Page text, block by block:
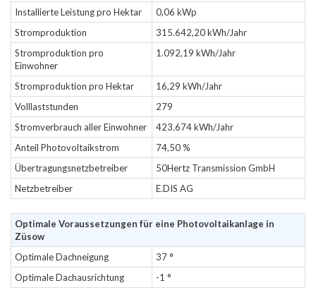
Installierte Leistung pro Hektar
0,06 kWp
Stromproduktion
315.642,20 kWh/Jahr
Stromproduktion pro
Einwohner
1.092,19 kWh/Jahr
Stromproduktion pro Hektar
16,29 kWh/Jahr
Volllaststunden
279
Stromverbrauch aller Einwohner
423.674 kWh/Jahr
Anteil Photovoltaikstrom
74,50 %
Übertragungsnetzbetreiber
50Hertz Transmission GmbH
Netzbetreiber
E.DIS AG
Optimale Voraussetzungen für eine Photovoltaikanlage in
Züsow
Optimale Dachneigung
37 °
Optimale Dachausrichtung
-1 °